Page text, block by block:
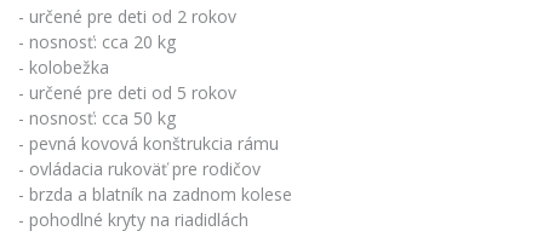
- určené pre deti od 2 rokov
- nosnosť: cca 20 kg
- kolobežka
- určené pre deti od 5 rokov
- nosnosť: cca 50 kg
- pevná kovová konštrukcia rámu
- ovládacia rukoväť pre rodičov
- brzda a blatník na zadnom kolese
- pohodlné kryty na riadidlách